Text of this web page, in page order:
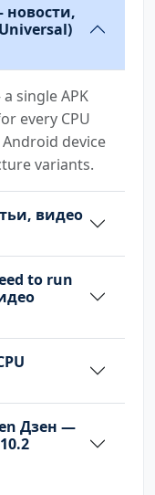
новости,
single APK
every CPU
device
variants.
видео
to run
Дзен —